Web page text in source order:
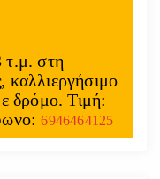
τ.μ. στη
, καλλιεργήσιμο
δρόμο. Τιμή:
6946464125